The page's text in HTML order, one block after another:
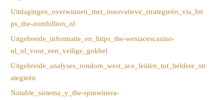
Uitdagingen_overwinnen_met_innovatieve_strategieën_via_htt
ps_the-zombillion_nl
Uitgebreide_informatie_en_https_the-westacescasino-
nl_nl_voor_een_veilige_gokbel
Uitgebreide_analyses_rondom_west_ace_leiden_tot_heldere_str
ategieën
Notable_sistema_y_the-spinwinera-